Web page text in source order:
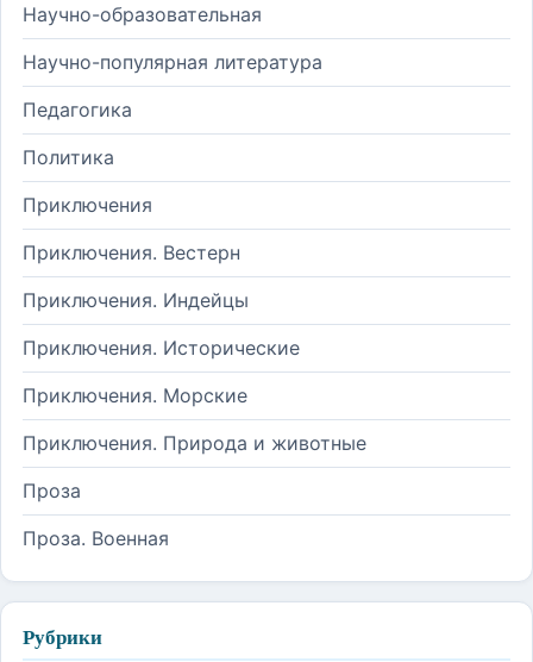
Научно-образовательная
Научно-популярная литература
Педагогика
Политика
Приключения
Приключения. Вестерн
Приключения. Индейцы
Приключения. Исторические
Приключения. Морские
Приключения. Природа и животные
Проза
Проза. Военная
Рубрики